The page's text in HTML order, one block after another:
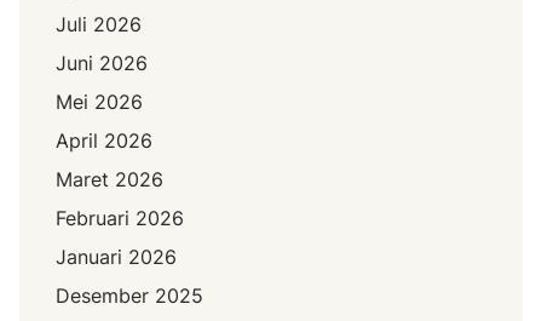
Juli 2026
Juni 2026
Mei 2026
April 2026
Maret 2026
Februari 2026
Januari 2026
Desember 2025